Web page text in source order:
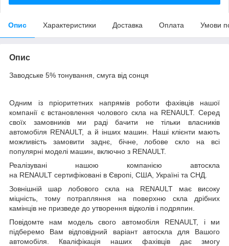
Опис Характеристики Доставка Оплата Умови
Опис
Заводське 5% тонування, смуга від сонця
Одним із пріоритетних напрямів роботи фахівців нашої
компанії є встановлення чолового скла на RENAULT. Серед
своїх замовників ми раді бачити не тільки власників
автомобіля RENAULT, а й інших машин. Наші клієнти мають
можливість замовити заднє, бічне, лобове скло на всі
популярні моделі машин, включно з RENAULT.
Реалізувані нашою компанією автоскла
на RENAULT сертифіковані в Європі, США, Україні та СНД.
Зовнішній шар лобового скла на RENAULT має високу
міцність, тому потрапляння на поверхню скла дрібних
камінців не призведе до утворення відколів і подряпин.
Повідомте нам модель свого автомобіля RENAULT, і ми
підберемо Вам відповідний варіант автоскла для Вашого
автомобіля. Кваліфікація наших фахівців дає змогу